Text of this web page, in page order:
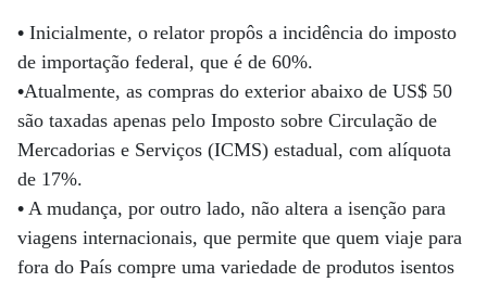
• Inicialmente, o relator propôs a incidência do imposto
de importação federal, que é de 60%.
•Atualmente, as compras do exterior abaixo de US$ 50
são taxadas apenas pelo Imposto sobre Circulação de
Mercadorias e Serviços (ICMS) estadual, com alíquota
de 17%.
• A mudança, por outro lado, não altera a isenção para
viagens internacionais, que permite que quem viaje para
fora do País compre uma variedade de produtos isentos